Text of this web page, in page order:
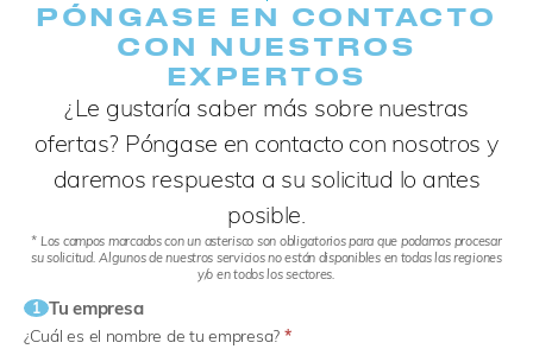
PÓNGASE EN CONTACTO
CON NUESTROS
EXPERTOS
¿Le gustaría saber más sobre nuestras
ofertas? Póngase en contacto con nosotros y
daremos respuesta a su solicitud lo antes
posible.
* Los campos marcados con un asterisco son obligatorios para que podamos procesar
su solicitud. Algunos de nuestros servicios no están disponibles en todas las regiones
y/o en todos los sectores.
1 Tu empresa
¿Cuál es el nombre de tu empresa? *